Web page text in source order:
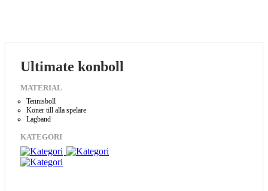
Ultimate konboll
MATERIAL
Tennisboll
Koner till alla spelare
Lagband
KATEGORI